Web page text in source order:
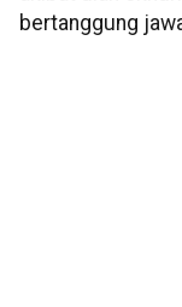
bertanggung